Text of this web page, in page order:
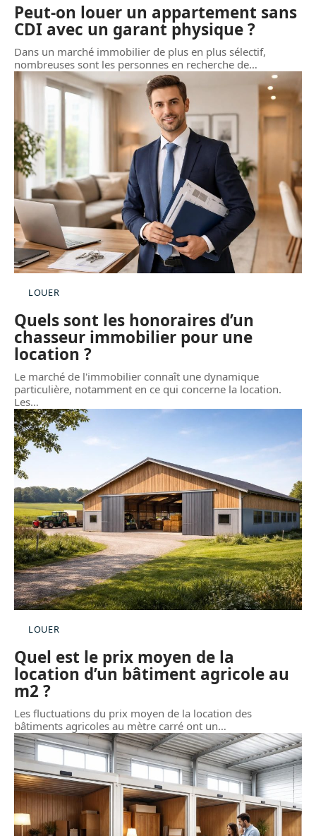
Peut-on louer un appartement sans
CDI avec un garant physique ?
Dans un marché immobilier de plus en plus sélectif,
nombreuses sont les personnes en recherche de…
LOUER
Quels sont les honoraires d’un
chasseur immobilier pour une
location ?
Le marché de l'immobilier connaît une dynamique
particulière, notamment en ce qui concerne la location.
Les…
LOUER
Quel est le prix moyen de la
location d’un bâtiment agricole au
m2 ?
Les fluctuations du prix moyen de la location des
bâtiments agricoles au mètre carré ont un…